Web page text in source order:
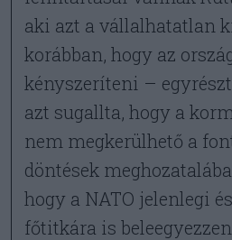
aki azt a vállalhatatlan
korábban, hogy az
kényszeríteni –
azt sugallta, hogy a
nem megkerülhető a
döntések
hogy a NATO jelenlegi
főtitkára is